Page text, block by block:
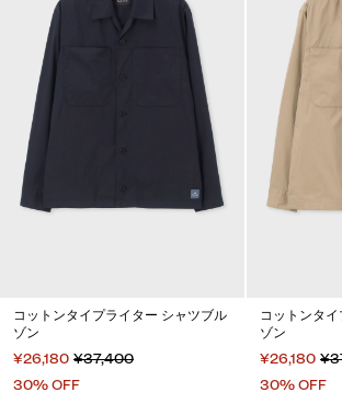
コットンタイプライター シャツブル
ゾン
¥26,180 ¥37,400
30% OFF
コットンタ
ゾン
¥26,180
30% OFF